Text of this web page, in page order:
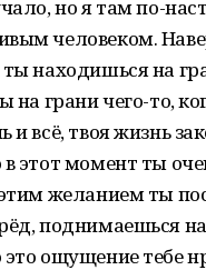
но я там по-
человеком.
находишься на
на грани чего-то,
и всё, твоя жизнь
этот момент ты
желанием ты
поднимаешься
ощущение тебе